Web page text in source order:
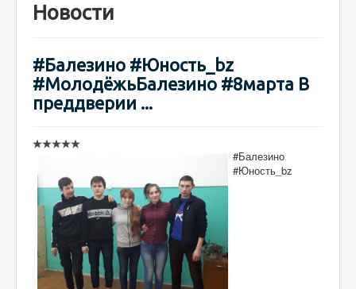
Новости
#Балезино #Юность_bz
#МолодёжьБалезино #8марта В
преддверии ...
#Балезино
#Юность_bz